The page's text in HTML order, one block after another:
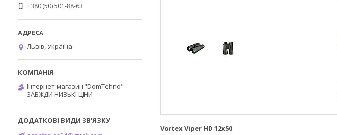
Vortex Viper HD 12x50
+380 (50) 501-88-63
Львів, Україна
Інтернет-магазин "DomTehno"
ЗАВЖДИ НИЗЬКІ ЦІНИ